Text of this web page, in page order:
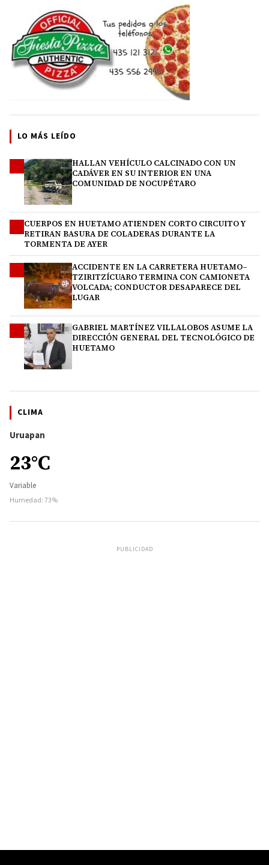
LO MÁS LEÍDO
HALLAN VEHÍCULO CALCINADO CON UN
CADÁVER EN SU INTERIOR EN UNA
COMUNIDAD DE NOCUPÉTARO
CUERPOS EN HUETAMO ATIENDEN CORTO CIRCUITO Y
RETIRAN BASURA DE COLADERAS DURANTE LA
TORMENTA DE AYER
ACCIDENTE EN LA CARRETERA HUETAMO–
TZIRITZÍCUARO TERMINA CON CAMIONETA
VOLCADA; CONDUCTOR DESAPARECE DEL
LUGAR
GABRIEL MARTÍNEZ VILLALOBOS ASUME LA
DIRECCIÓN GENERAL DEL TECNOLÓGICO DE
HUETAMO
CLIMA
Uruapan
23°C
Variable
Humedad: 73%
PUBLICIDAD